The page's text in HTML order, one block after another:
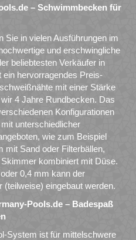
– Schwimmbecken für
Sie in vielen Ausführungen im
und erschwingliche
beliebtesten Verkäufer in
ein hervorragendes Preis-
mit einer Stärke
4 Jahre Rundbecken. Das
Konfigurationen
unterschiedlicher
wie zum Beispiel
mit Sand oder Filterbällen,
kombiniert mit Düse.
0,4 mm kann der
(teilweise) eingebaut werden.
Pools.de – Badespaß
System ist für mittelschwere